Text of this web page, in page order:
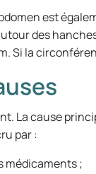
est
des
Si la
La cause
par :
médicaments ;